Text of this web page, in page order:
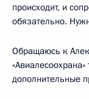
происходит, и
обязательно.
Обращаюсь к
дополнительные